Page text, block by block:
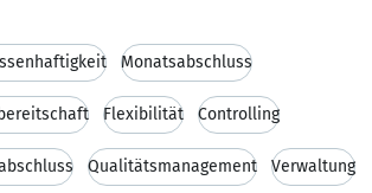
Monatsabschluss
Flexibilität Controlling
Qualitätsmanagement Verwaltung